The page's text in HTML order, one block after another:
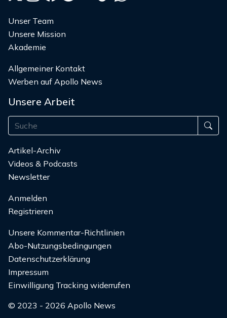
Unser Team
Unsere Mission
Akademie
Allgemeiner Kontakt
Werben auf Apollo News
Unsere Arbeit
Artikel-Archiv
Videos & Podcasts
Newsletter
Anmelden
Registrieren
Unsere Kommentar-Richtlinien
Abo-Nutzungsbedingungen
Datenschutzerklärung
Impressum
Einwilligung Tracking widerrufen
© 2023 - 2026 Apollo News